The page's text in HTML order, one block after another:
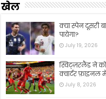
खेल
क्या स्पेन दूसरी
पायेगा?
July 19, 2026
स्विट्ज़रलैंड ने
क्वार्टर फ़ाइनल
July 8, 2026